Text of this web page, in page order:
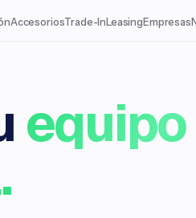
AccesoriosTrade-InLeasingEmpresas
equipo